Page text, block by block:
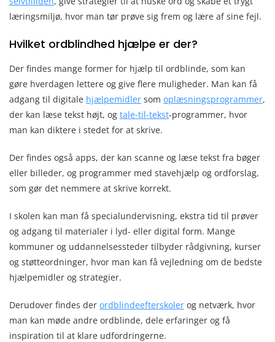
læringsmiljø, hvor man tør prøve sig frem og lære af sine fejl.
Hvilket ordblindhed hjælpe er der?
Der findes mange former for hjælp til ordblinde, som kan
gøre hverdagen lettere og give flere muligheder. Man kan få
adgang til digitale hjælpemidler som oplæsningsprogrammer,
der kan læse tekst højt, og tale-til-tekst-programmer, hvor
man kan diktere i stedet for at skrive.
Der findes også apps, der kan scanne og læse tekst fra bøger
eller billeder, og programmer med stavehjælp og ordforslag,
som gør det nemmere at skrive korrekt.
I skolen kan man få specialundervisning, ekstra tid til prøver
og adgang til materialer i lyd- eller digital form. Mange
kommuner og uddannelsessteder tilbyder rådgivning, kurser
og støtteordninger, hvor man kan få vejledning om de bedste
hjælpemidler og strategier.
Derudover findes der ordblindeefterskoler og netværk, hvor
man kan møde andre ordblinde, dele erfaringer og få
inspiration til at klare udfordringerne.